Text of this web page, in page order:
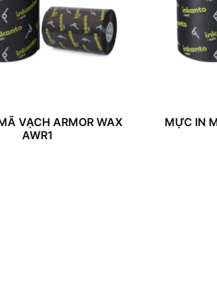
VẠCH ARMOR WAX
AWR1
MỰC IN